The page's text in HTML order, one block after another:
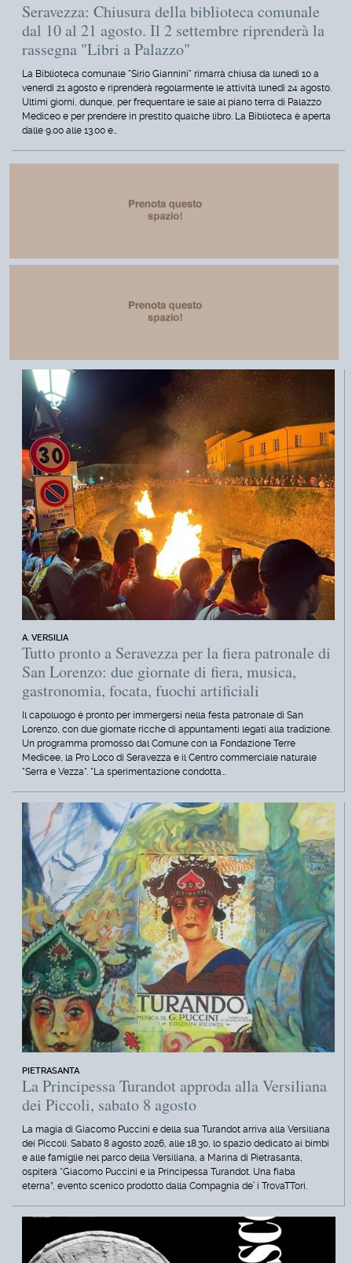
Seravezza: Chiusura della biblioteca comunale
dal 10 al 21 agosto. Il 2 settembre riprenderà la
rassegna "Libri a Palazzo"
La Biblioteca comunale "Sirio Giannini" rimarrà chiusa da lunedì 10 a
venerdì 21 agosto e riprenderà regolarmente le attività lunedì 24 agosto.
Ultimi giorni, dunque, per frequentare le sale al piano terra di Palazzo
Mediceo e per prendere in prestito qualche libro. La Biblioteca è aperta
dalle 9.00 alle 13.00 e…
A. VERSILIA
Tutto pronto a Seravezza per la fiera patronale di
San Lorenzo: due giornate di fiera, musica,
gastronomia, focata, fuochi artificiali
Il capoluogo è pronto per immergersi nella festa patronale di San
Lorenzo, con due giornate ricche di appuntamenti legati alla tradizione.
Un programma promosso dal Comune con la Fondazione Terre
Medicee, la Pro Loco di Seravezza e il Centro commerciale naturale
"Serra e Vezza". "La sperimentazione condotta…
PIETRASANTA
La Principessa Turandot approda alla Versiliana
dei Piccoli, sabato 8 agosto
La magia di Giacomo Puccini e della sua Turandot arriva alla Versiliana
dei Piccoli. Sabato 8 agosto 2026, alle 18.30, lo spazio dedicato ai bimbi
e alle famiglie nel parco della Versiliana, a Marina di Pietrasanta,
ospiterà “Giacomo Puccini e la Principessa Turandot. Una fiaba
eterna”, evento scenico prodotto dalla Compagnia de’ i TrovaTTori.